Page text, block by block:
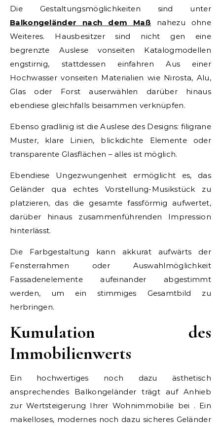
Die Gestaltungsmöglichkeiten sind unter
Balkongeländer nach dem Maß nahezu ohne
Weiteres. Hausbesitzer sind nicht gen eine
begrenzte Auslese vonseiten Katalogmodellen
engstirnig, stattdessen einfahren Aus einer
Hochwasser vonseiten Materialien wie Nirosta, Alu,
Glas oder Forst auserwählen darüber hinaus
ebendiese gleichfalls beisammen verknüpfen.
Ebenso gradlinig ist die Auslese des Designs: filigrane
Muster, klare Linien, blickdichte Elemente oder
transparente Glasflächen – alles ist möglich.
Ebendiese Ungezwungenheit ermöglicht es, das
Geländer qua echtes Vorstellung-Musikstück zu
platzieren, das die gesamte fassförmig aufwertet,
darüber hinaus zusammenführenden Impression
hinterlässt.
Die Farbgestaltung kann akkurat aufwärts der
Fensterrahmen oder Auswahlmöglichkeit
Fassadenelemente aufeinander abgestimmt
werden, um ein stimmiges Gesamtbild zu
herbringen.
Kumulation des
Immobilienwerts
Ein hochwertiges noch dazu ästhetisch
ansprechendes Balkongeländer trägt auf Anhieb
zur Wertsteigerung Ihrer Wohnimmobilie bei . Ein
makelloses, modernes noch dazu sicheres Geländer